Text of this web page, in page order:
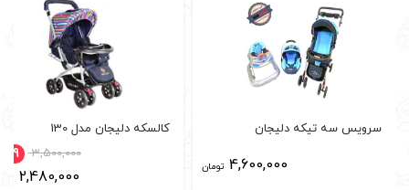
سرویس سه تیکه دلیجان
4,600,000 تومان
کالسکه دلیجان مدل 130
3,500,000
2,480,000